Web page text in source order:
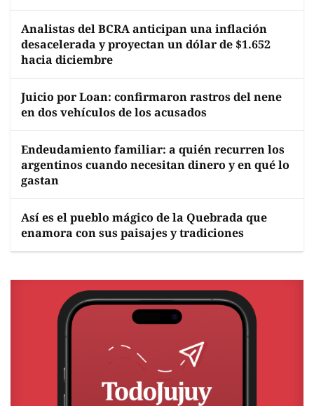
Analistas del BCRA anticipan una inflación
desacelerada y proyectan un dólar de $1.652
hacia diciembre
Juicio por Loan: confirmaron rastros del nene
en dos vehículos de los acusados
Endeudamiento familiar: a quién recurren los
argentinos cuando necesitan dinero y en qué lo
gastan
Así es el pueblo mágico de la Quebrada que
enamora con sus paisajes y tradiciones